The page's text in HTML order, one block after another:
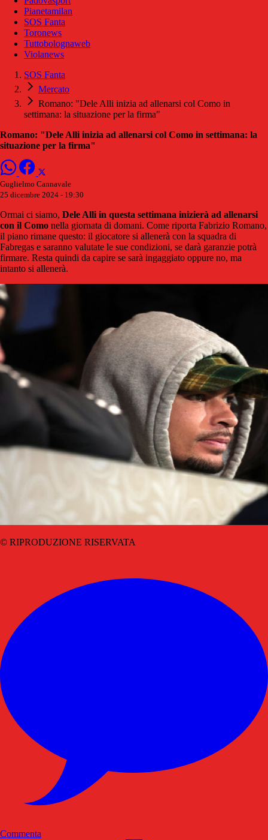
Pianetamilan
SOS Fanta
Toronews
Tuttobolognaweb
Violanews
SOS Fanta
Mercato
Romano: "Dele Alli inizia ad allenarsi col Como in
settimana: la situazione per la firma"
Romano: "Dele Alli inizia ad allenarsi col Como in settimana: la
situazione per la firma"
Guglielmo Cannavale
25 dicembre 2024 - 19:30
Ormai ci siamo, Dele Alli in questa settimana inizierà ad allenarsi
con il Como nella giornata di domani. Come riporta Fabrizio Romano,
il piano rimane questo: il giocatore si allenerà con la squadra di
Fabregas e saranno valutate le sue condizioni, se darà garanzie potrà
firmare. Resta quindi da capire se sarà ingaggiato oppure no, ma
intanto si allenerà.
© RIPRODUZIONE RISERVATA
Commenta